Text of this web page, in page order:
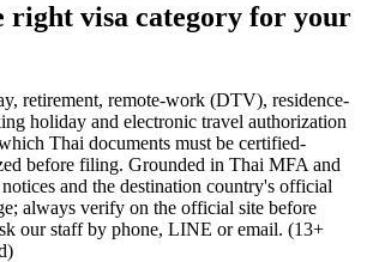
right visa category for your
retirement, remote-work (DTV), residence-
holiday and electronic travel authorization
Thai documents must be certified-
before filing. Grounded in Thai MFA and
and the destination country's official
always verify on the official site before
our staff by phone, LINE or email. (13+
)